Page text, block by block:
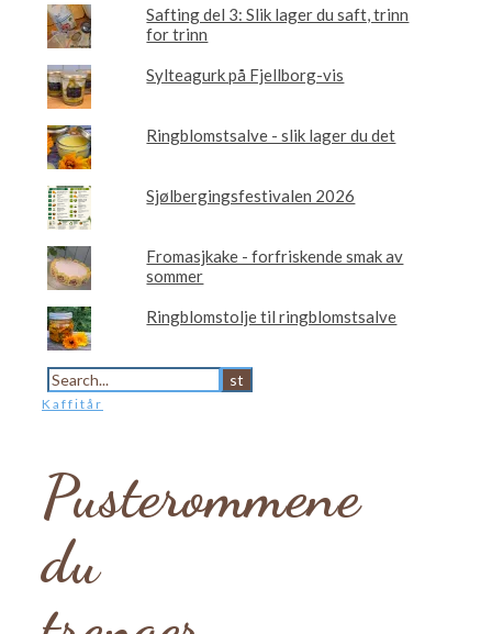
Safting del 3: Slik lager du saft, trinn
for trinn
Sylteagurk på Fjellborg-vis
Ringblomstsalve - slik lager du det
Sjølbergingsfestivalen 2026
Fromasjkake - forfriskende smak av
sommer
Ringblomstolje til ringblomstsalve
Kaffitår
Pusterommene
du